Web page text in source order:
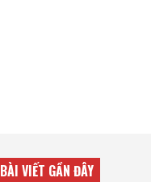
BÀI VIẾT GẦN ĐÂY